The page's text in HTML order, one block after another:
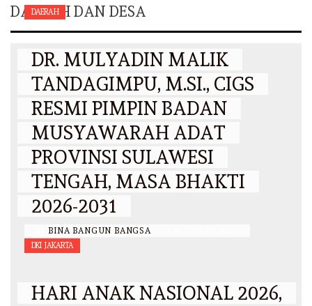
DAERAH DAN DESA
DAERAH
DR. MULYADIN MALIK
TANDAGIMPU, M.SI., CIGS
RESMI PIMPIN BADAN
MUSYAWARAH ADAT
PROVINSI SULAWESI
TENGAH, MASA BHAKTI
2026-2031
BINA BANGUN BANGSA
DKI JAKARTA
HARI ANAK NASIONAL 2026,